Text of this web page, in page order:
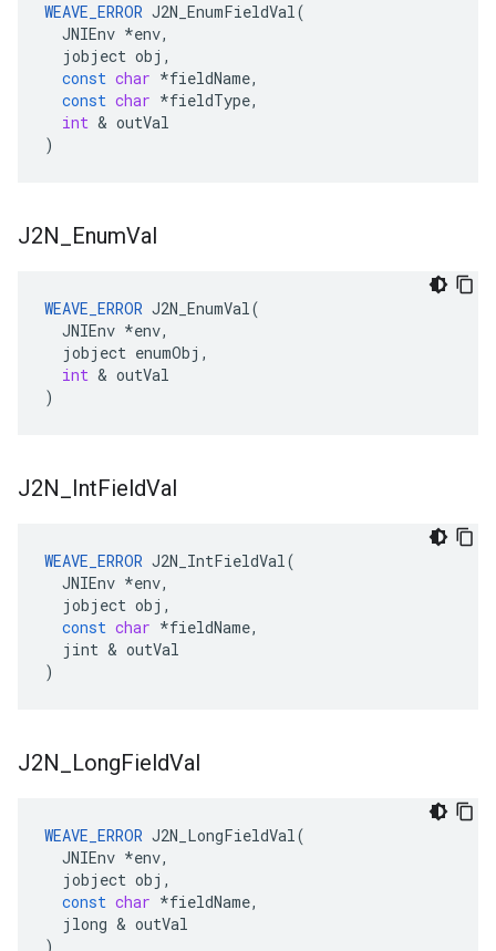
WEAVE_ERROR J2N_EnumFieldVal(
JNIEnv *env,
jobject obj ,
const char *fieldName,
const char *fieldType,
int & outVal
)
J2N EnumVal
WEAVE_ERROR J2N_EnumVal(
JNIEnv *env,
jobject enumObj ,
int & outVal
)
J2N IntFieldVal
WEAVE_ERROR J2N_IntFieldVal(
JNIEnv *env,
jobject obj ,
const char *fieldName,
jint & outVal
)
J2N LongFieldVal
WEAVE_ERROR J2N_LongFieldVal(
JNIEnv *env,
jobject obj ,
const char *fieldName,
jlong & outVal
)